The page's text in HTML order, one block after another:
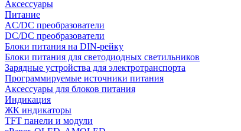
Аксессуары
Питание
AC/DC преобразователи
DC/DC преобразователи
Блоки питания на DIN-рейку
Блоки питания для светодиодных светильников
Зарядные устройства для электротранспорта
Программируемые источники питания
Аксессуары для блоков питания
Индикация
ЖК индикаторы
TFT панели и модули